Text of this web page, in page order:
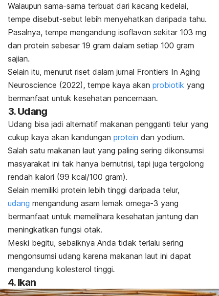
Walaupun sama-sama terbuat dari kacang kedelai,
tempe disebut-sebut lebih menyehatkan daripada tahu.
Pasalnya, tempe mengandung isoflavon sekitar 103 mg
dan protein sebesar 19 gram dalam setiap 100 gram
sajian.
Selain itu, menurut riset dalam jurnal Frontiers In Aging
Neuroscience (2022), tempe kaya akan probiotik yang
bermanfaat untuk kesehatan pencernaan.
3. Udang
Udang bisa jadi alternatif makanan pengganti telur yang
cukup kaya akan kandungan protein dan yodium.
Salah satu makanan laut yang paling sering dikonsumsi
masyarakat ini tak hanya bernutrisi, tapi juga tergolong
rendah kalori (99 kcal/100 gram).
Selain memiliki protein lebih tinggi daripada telur,
udang mengandung asam lemak omega-3 yang
bermanfaat untuk memelihara kesehatan jantung dan
meningkatkan fungsi otak.
Meski begitu, sebaiknya Anda tidak terlalu sering
mengonsumsi udang karena makanan laut ini dapat
mengandung kolesterol tinggi.
4. Ikan